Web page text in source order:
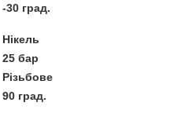
-30 град.
Нікель
25 бар
Різьбове
90 град.